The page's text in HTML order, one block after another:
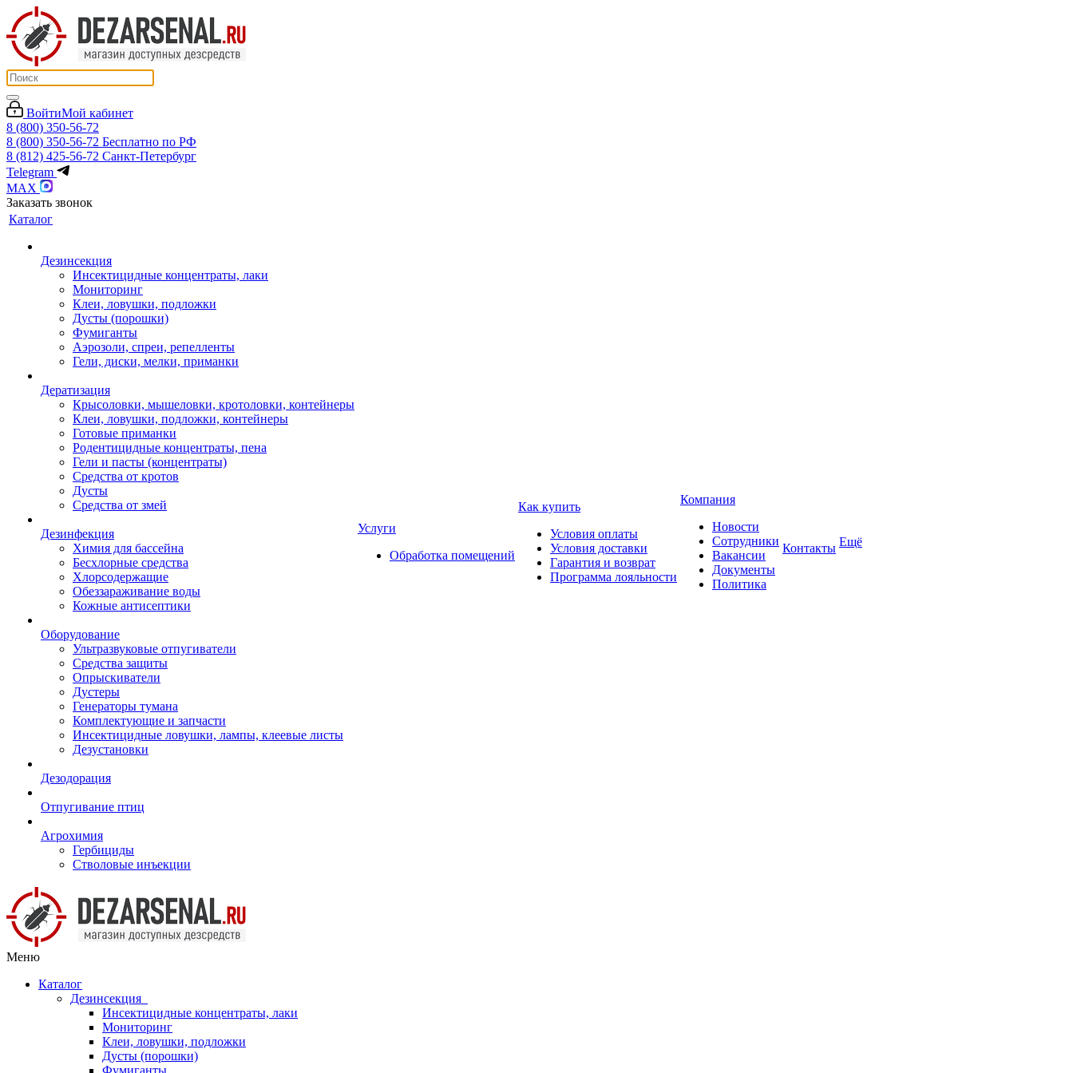
ВойтиМой кабинет
8 (800) 350-56-72
8 (800) 350-56-72 Бесплатно по РФ
8 (812) 425-56-72 Санкт-Петербург
Telegram
MAX
Заказать звонок
Каталог
Дезинсекция
Инсектицидные концентраты, лаки
Мониторинг
Клеи, ловушки, подложки
Дусты (порошки)
Фумиганты
Аэрозоли, спреи, репелленты
Гели, диски, мелки, приманки
Дератизация
Крысоловки, мышеловки, кротоловки, контейнеры
Клеи, ловушки, подложки, контейнеры
Готовые приманки
Родентицидные концентраты, пена
Гели и пасты (концентраты)
Средства от кротов
Дусты
Средства от змей
Дезинфекция
Химия для бассейна
Бесхлорные средства
Хлорсодержащие
Обеззараживание воды
Кожные антисептики
Оборудование
Ультразвуковые отпугиватели
Средства защиты
Опрыскиватели
Дустеры
Генераторы тумана
Комплектующие и запчасти
Инсектицидные ловушки, лампы, клеевые листы
Дезустановки
Дезодорация
Отпугивание птиц
Агрохимия
Гербициды
Стволовые инъекции
Услуги
Обработка помещений
Как купить
Условия оплаты
Условия доставки
Гарантия и возврат
Программа лояльности
Компания
Новости
Сотрудники
Вакансии
Документы
Политика
Контакты Ещё
Меню
Каталог
Дезинсекция
Инсектицидные концентраты, лаки
Мониторинг
Клеи, ловушки, подложки
Дусты (порошки)
Фумиганты